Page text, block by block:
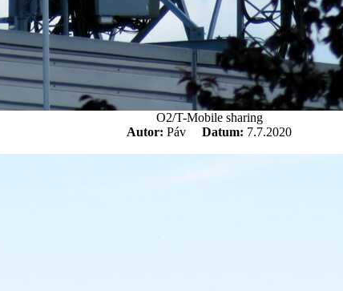
O2/T-Mobile sharing
Autor: Páv Datum: 7.7.2020